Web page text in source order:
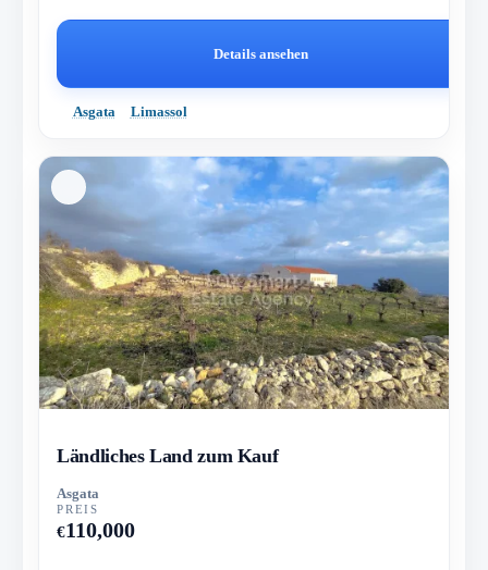
Details ansehen
Asgata Limassol
Ländliches Land zum Kauf
Asgata
PREIS
€110,000